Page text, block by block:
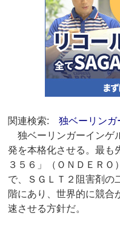
関連検索:独ベーリンガ
独ベーリンガーインゲ
発を本格化させる。最も
３５６」（ＯＮＤＥＲＯ
で、ＳＧＬＴ２阻害剤の
階にあり、世界的に競合
速させる方針だ。